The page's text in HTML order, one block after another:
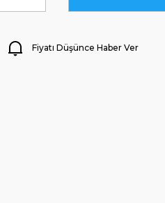
Fiyatı Düşünce Haber Ver